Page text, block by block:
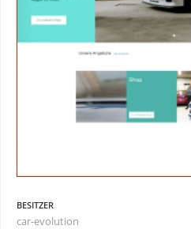
BESITZER
car-evolution